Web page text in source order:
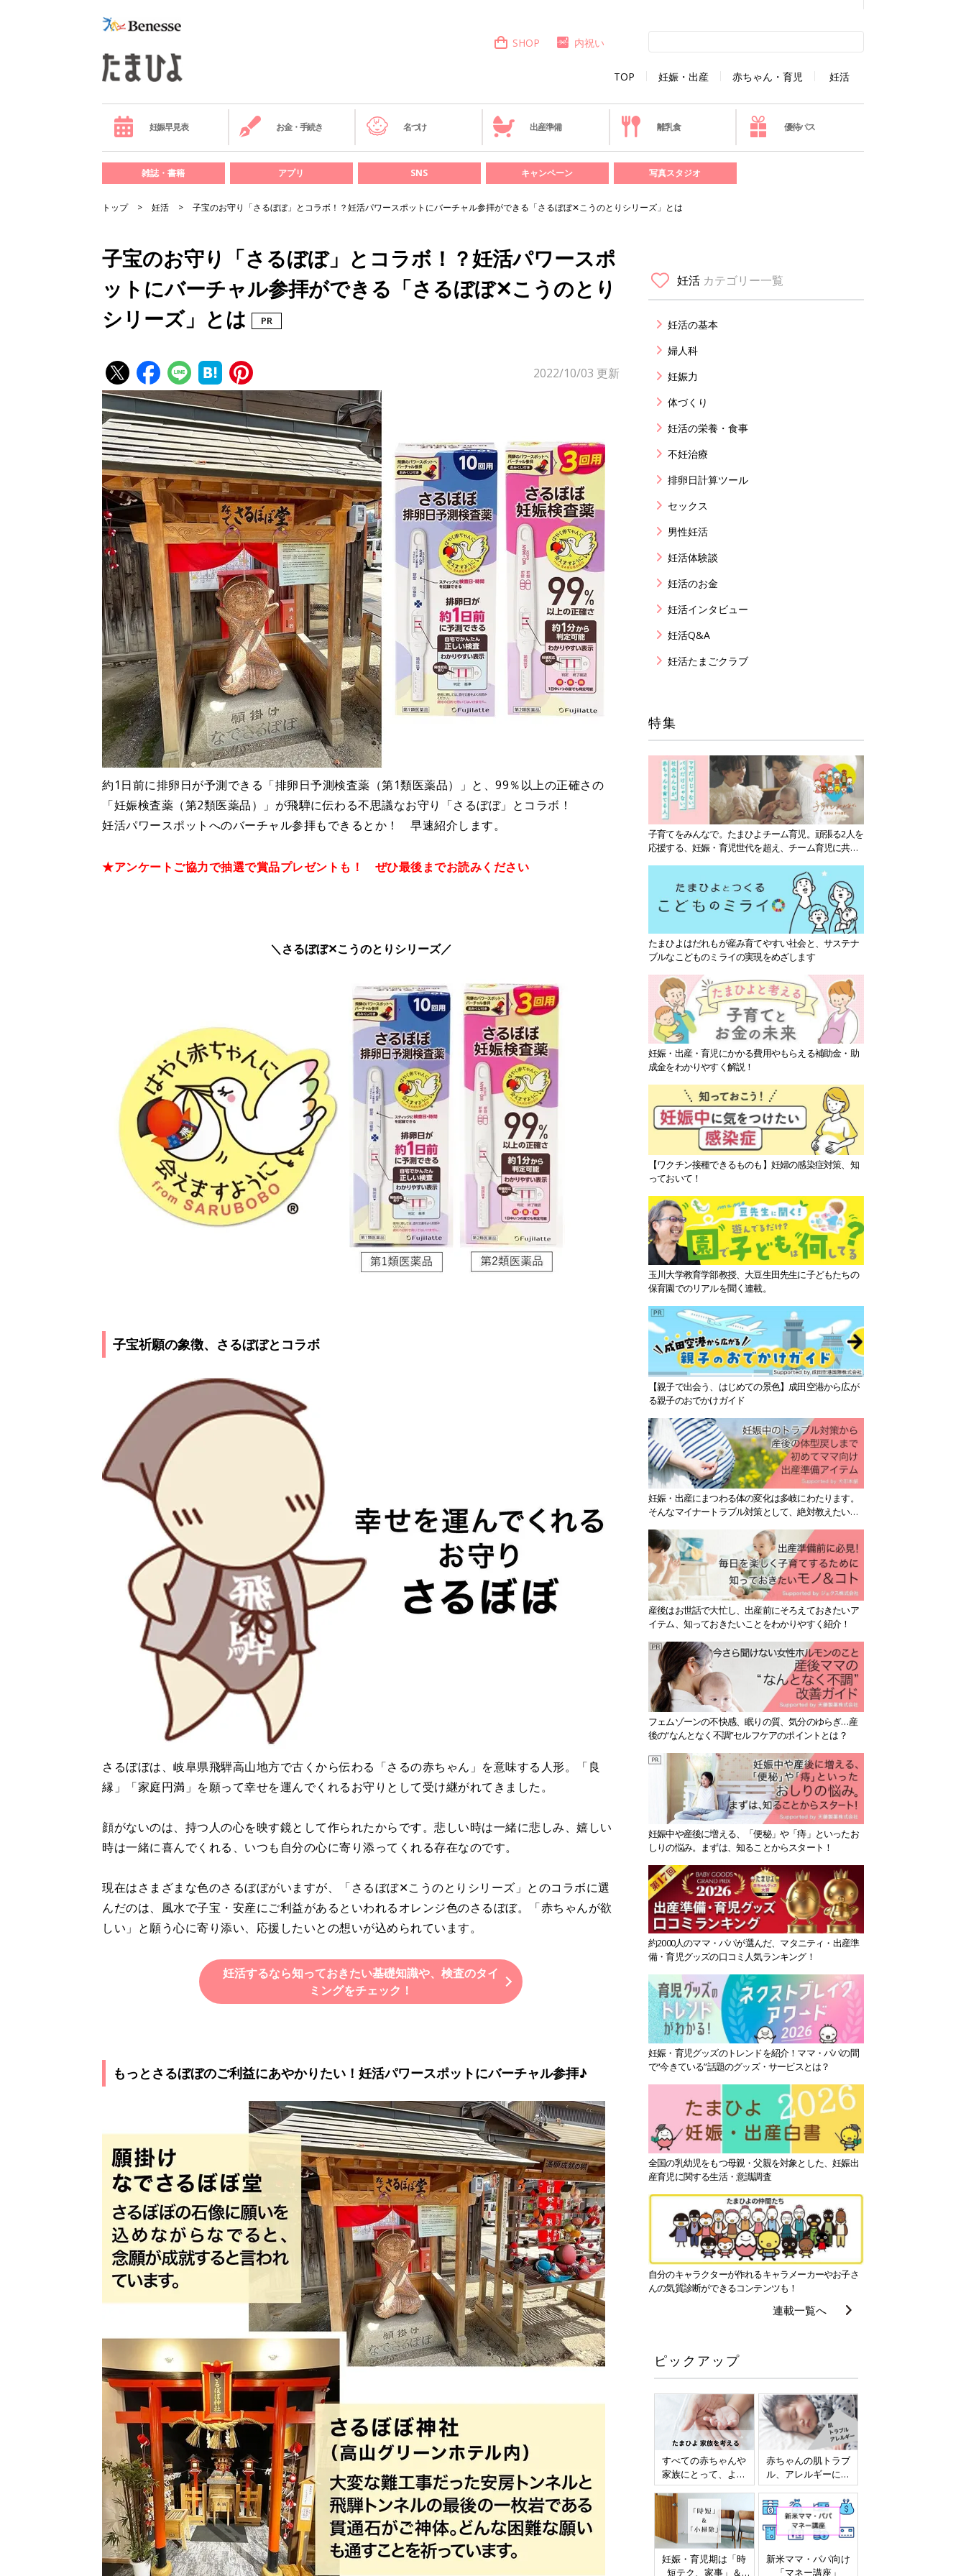
TOP 妊娠・出産 赤ちゃん・育児 妊活
SHOP 内祝い
妊娠早見表 お金・手続き 名づけ 出産準備 離乳食 優待パス
雑誌・書籍 アプリ SNS キャンペーン 写真スタジオ
トップ 妊活 子宝のお守り「さるぼぼ」とコラボ！？妊活パワースポットにバーチャル参拝ができる「さるぼぼ✕こうのとりシリーズ」とは
子宝のお守り「さるぼぼ」とコラボ！？妊活パワースポ
ットにバーチャル参拝ができる「さるぼぼ✕こうのとり
シリーズ」とは
2022/10/03 更新
約1日前に排卵日が予測できる「排卵日予測検査薬（第1類医薬品）」と、99％以上の正確さの
「妊娠検査薬（第2類医薬品）」が飛騨に伝わる不思議なお守り「さるぼぼ」とコラボ！
妊活パワースポットへのバーチャル参拝もできるとか！ 早速紹介します。
★アンケートご協力で抽選で賞品プレゼントも！ ぜひ最後までお読みください
＼さるぼぼ✕こうのとりシリーズ／
子宝祈願の象徴、さるぼぼとコラボ
さるぼぼは、岐阜県飛騨高山地方で古くから伝わる「さるの赤ちゃん」を意味する人形。「良
縁」「家庭円満」を願って幸せを運んでくれるお守りとして受け継がれてきました。
顔がないのは、持つ⼈の⼼を映す鏡として作られたからです。悲しい時は⼀緒に悲しみ、嬉しい
時は⼀緒に喜んでくれる、いつも⾃分の⼼に寄り添ってくれる存在なのです。
現在はさまざまな色のさるぼぼがいますが、「さるぼぼ✕こうのとりシリーズ」とのコラボに選
んだのは、風水で子宝・安産にご利益があるといわれるオレンジ色のさるぼぼ。「赤ちゃんが欲
しい」と願う心に寄り添い、応援したいとの想いが込められています。
妊活するなら知っておきたい基礎知識や、検査のタイ
ミングをチェック！
もっとさるぼぼのご利益にあやかりたい！妊活パワースポットにバーチャル参拝♪
妊活 カテゴリー一覧
妊活の基本
婦人科
妊娠力
体づくり
妊活の栄養・食事
不妊治療
排卵日計算ツール
セックス
男性妊活
妊活体験談
妊活のお金
妊活インタビュー
妊活Q&A
妊活たまごクラブ
特集
子育てをみんなで。たまひよチーム育児。頑張る2人を
応援する、妊娠・育児世代を超え、チーム育児に共感
たまひよはだれもが産み育てやすい社会と、サステナ
ブルなこどものミライの実現をめざします
妊娠・出産・育児にかかる費用やもらえる補助金・助
成金をわかりやすく解説！
【ワクチン接種できるものも】妊婦の感染症対策、知
っておいて！
玉川大学教育学部教授、大豆生田先生に子どもたちの
保育園でのリアルを聞く連載。
【親子で出会う、はじめての景色】成田空港から広が
る親子のおでかけガイド
妊娠・出産にまつわる体の変化は多岐にわたります。
そんなマイナートラブル対策として、絶対教えたい！
産後はお世話で大忙し、出産前にそろえておきたいア
イテム、知っておきたいことをわかりやすく紹介！
フェムゾーンの不快感、眠りの質、気分のゆらぎ…産
後の“なんとなく不調”セルフケアのポイントとは？
妊娠中や産後に増える、「便秘」や「痔」といったお
しりの悩み。まずは、知ることからスタート！
約2000人のママ・パパが選んだ、マタニティ・出産準
備・育児グッズの口コミ人気ランキング！
妊娠・育児グッズのトレンドを紹介！ママ・パパの間
で“今きている”話題のグッズ・サービスとは？
全国の乳幼児をもつ母親・父親を対象とした、妊娠出
産育児に関する生活・意識調査
自分のキャラクターが作れるキャラメーカーやお子さ
んの気質診断ができるコンテンツも！
連載一覧へ
ピックアップ
すべての赤ちゃんや
家族にとって、より
よい社会・環境とな
ることをめざしてさ
まざまな課題を取材
し、発信していきま
す
赤ちゃんの肌トラブ
ル、アレルギーにつ
いて
妊娠・育児期は「時
短テク、家事」＆
新米ママ・パパ向け
「マネー講座」